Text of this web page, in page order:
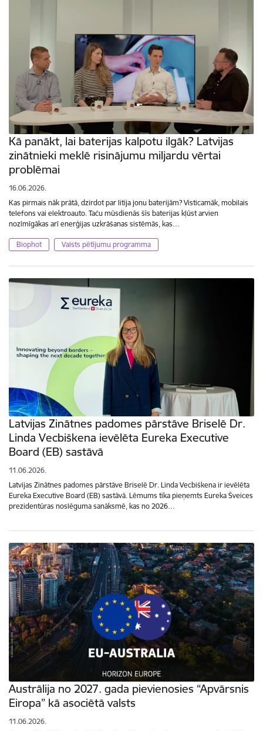
Kā panākt, lai baterijas kalpotu ilgāk? Latvijas
zinātnieki meklē risinājumu miljardu vērtai
problēmai
16.06.2026.
Kas pirmais nāk prātā, dzirdot par litija jonu baterijām? Visticamāk, mobilais
telefons vai elektroauto. Taču mūsdienās šīs baterijas kļūst arvien
nozīmīgākas arī enerģijas uzkrāšanas sistēmās, kas…
Biophot Valsts pētījumu programma
Latvijas Zinātnes padomes pārstāve Briselē Dr.
Linda Vecbiškena ievēlēta Eureka Executive
Board (EB) sastāvā
11.06.2026.
Latvijas Zinātnes padomes pārstāve Briselē Dr. Linda Vecbiškena ir ievēlēta
Eureka Executive Board (EB) sastāvā. Lēmums tika pieņemts Eureka Šveices
prezidentūras noslēguma sanāksmē, kas no 2026…
Austrālija no 2027. gada pievienosies “Apvārsnis
Eiropa” kā asociētā valsts
11.06.2026.